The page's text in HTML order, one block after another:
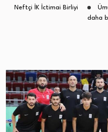
Neftçi İK İctimai Birliyi
daha